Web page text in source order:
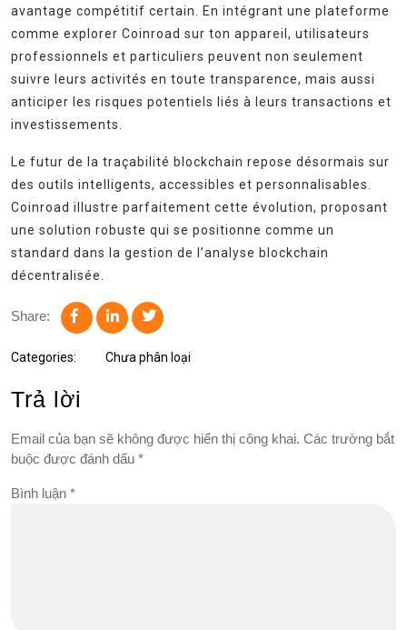
avantage compétitif certain. En intégrant une plateforme
comme explorer Coinroad sur ton appareil, utilisateurs
professionnels et particuliers peuvent non seulement
suivre leurs activités en toute transparence, mais aussi
anticiper les risques potentiels liés à leurs transactions et
investissements.
Le futur de la traçabilité blockchain repose désormais sur
des outils intelligents, accessibles et personnalisables.
Coinroad illustre parfaitement cette évolution, proposant
une solution robuste qui se positionne comme un
standard dans la gestion de l’analyse blockchain
décentralisée.
Share:
Categories: Chưa phân loại
Trả lời
Email của bạn sẽ không được hiển thị công khai. Các trường bắt
buộc được đánh dấu *
Bình luận *